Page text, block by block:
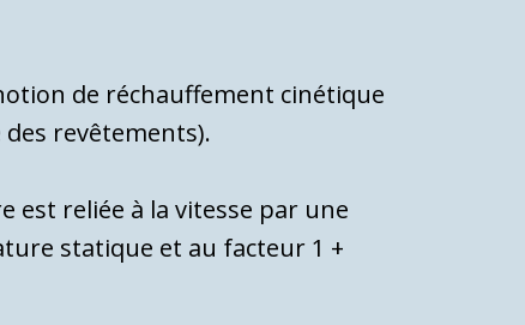
de réchauffement cinétique
revêtements).
est reliée à la vitesse par une
statique et au facteur 1 +